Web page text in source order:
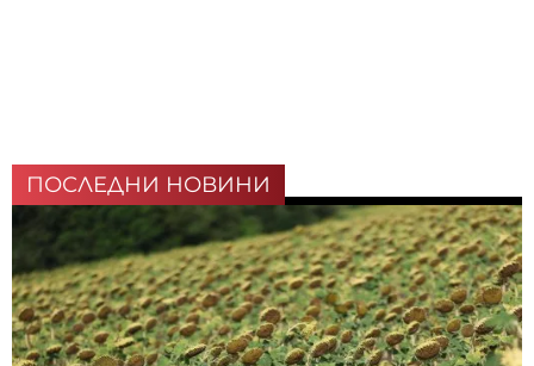
ПОСЛЕДНИ НОВИНИ